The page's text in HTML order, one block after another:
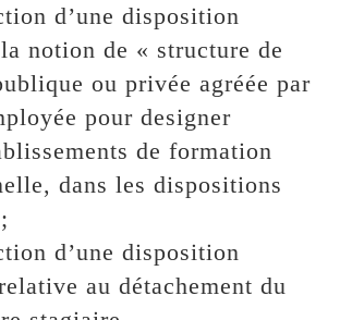
d’une disposition
notion de « structure de
ou privée agréée par
pour designer
de formation
dans les dispositions
d’une disposition
au détachement du